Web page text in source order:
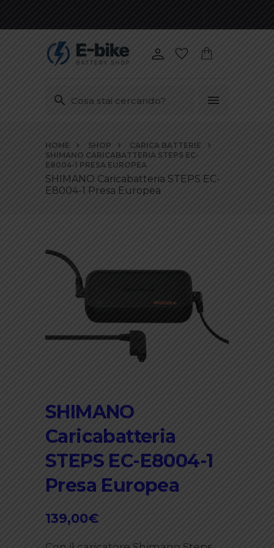
contenuti
HOME SHOP
CARICA BATTERIE
SHIMANO CARICABATTERIA STEPS EC-
E8004-1 PRESA EUROPEA
SHIMANO Caricabatteria STEPS EC-
E8004-1 Presa Europea
SHIMANO
Caricabatteria
STEPS EC-E8004-1
Presa Europea
139,00€